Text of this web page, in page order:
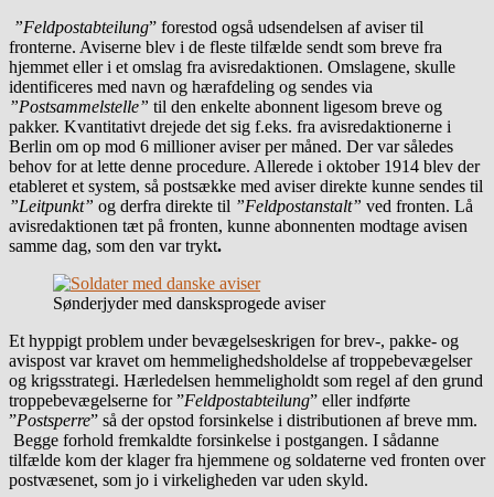
”Feldpostabteilung” forestod også udsendelsen af aviser til
fronterne. Aviserne blev i de fleste tilfælde sendt som breve fra
hjemmet eller i et omslag fra avisredaktionen. Omslagene, skulle
identificeres med navn og hærafdeling og sendes via
”Postsammelstelle” til den enkelte abonnent ligesom breve og
pakker. Kvantitativt drejede det sig f.eks. fra avisredaktionerne i
Berlin om op mod 6 millioner aviser per måned. Der var således
behov for at lette denne procedure. Allerede i oktober 1914 blev der
etableret et system, så postsække med aviser direkte kunne sendes til
”Leitpunkt” og derfra direkte til ”Feldpostanstalt” ved fronten. Lå
avisredaktionen tæt på fronten, kunne abonnenten modtage avisen
samme dag, som den var trykt.
Sønderjyder med dansksprogede aviser
Et hyppigt problem under bevægelseskrigen for brev-, pakke- og
avispost var kravet om hemmelighedsholdelse af troppebevægelser
og krigsstrategi. Hærledelsen hemmeligholdt som regel af den grund
troppebevægelserne for ”Feldpostabteilung” eller indførte
”Postsperre” så der opstod forsinkelse i distributionen af breve mm.
Begge forhold fremkaldte forsinkelse i postgangen. I sådanne
tilfælde kom der klager fra hjemmene og soldaterne ved fronten over
postvæsenet, som jo i virkeligheden var uden skyld.